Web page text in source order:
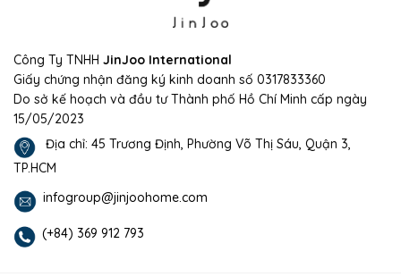
Công Ty TNHH JinJoo International
Giấy chứng nhận đăng ký kinh doanh số 0317833360
Do sở kế hoạch và đầu tư Thành phố Hồ Chí Minh cấp ngày
15/05/2023
Địa chỉ: 45 Trương Định, Phường Võ Thị Sáu, Quận 3,
TP.HCM
infogroup@jinjoohome.com
(+84) 369 912 793